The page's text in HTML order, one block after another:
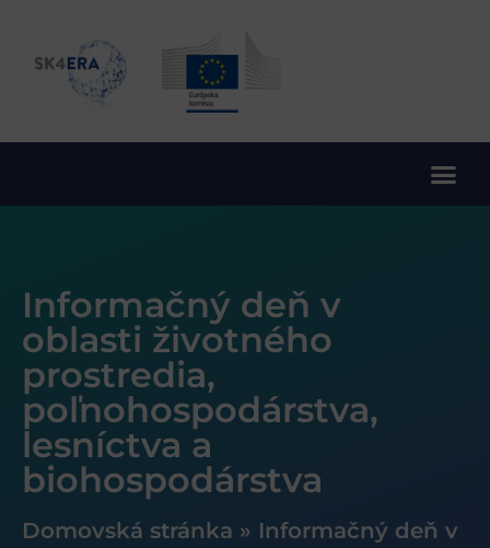
Informačný deň v
oblasti životného
prostredia,
poľnohospodárstva,
lesníctva a
biohospodárstva
Domovská stránka » Informačný deň v